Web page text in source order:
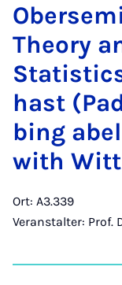
Theo­ry
hast
bing
with
Ort: A3.339
Veranstalter: Prof.